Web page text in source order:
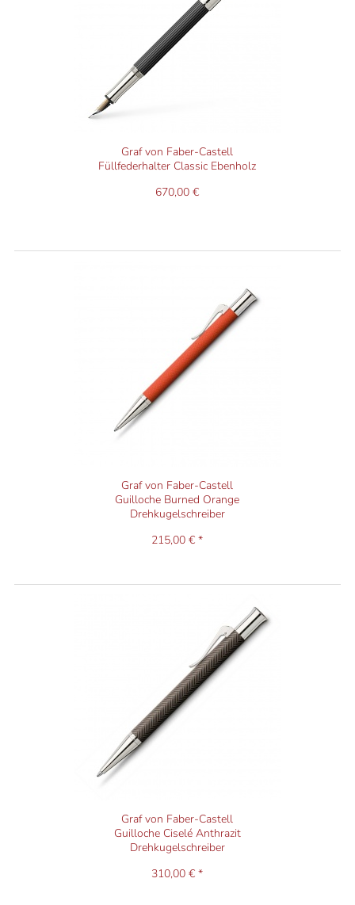
Graf von Faber-Castell
Füllfederhalter Classic Ebenholz
670,00 €
Graf von Faber-Castell
Guilloche Burned Orange
Drehkugelschreiber
215,00 € *
Graf von Faber-Castell
Guilloche Ciselé Anthrazit
Drehkugelschreiber
310,00 € *